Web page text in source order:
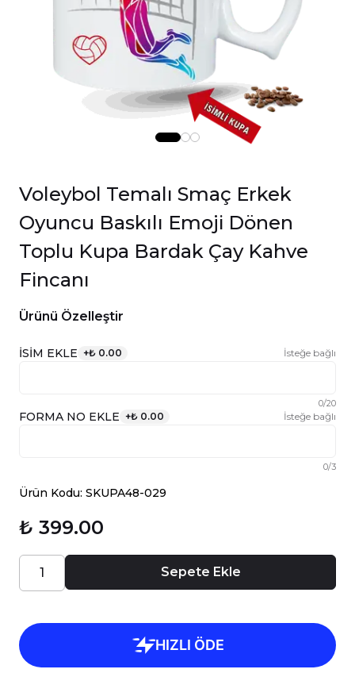
Voleybol Temalı Smaç Erkek
Oyuncu Baskılı Emoji Dönen
Toplu Kupa Bardak Çay Kahve
Fincanı
Ürünü Özelleştir
İSİM EKLE +₺ 0.00 İsteğe bağlı
0/20
FORMA NO EKLE +₺ 0.00 İsteğe bağlı
0/3
Ürün Kodu: SKUPA48-029
₺ 399.00
Sepete Ekle